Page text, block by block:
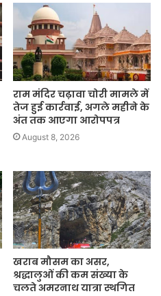
राम मंदिर चढ़ावा चोरी मामले में
तेज हुई कार्रवाई, अगले महीने के
अंत तक आएगा आरोपपत्र
August 8, 2026
खराब मौसम का असर,
श्रद्धालुओं की कम संख्या के
चलते अमरनाथ यात्रा स्थगित